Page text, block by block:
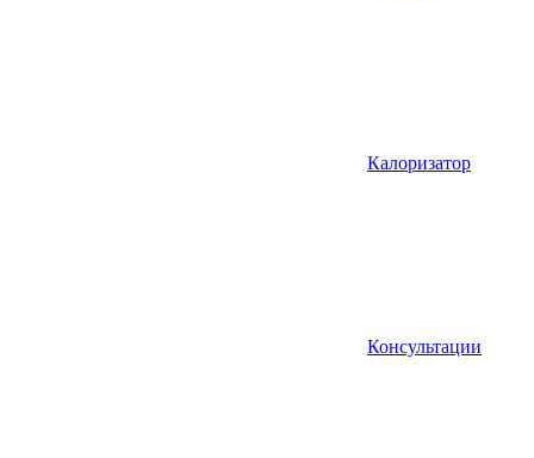
Калоризатор
Консультации